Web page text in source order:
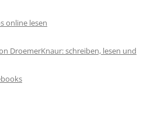
online lesen
DroemerKnaur: schreiben, lesen und